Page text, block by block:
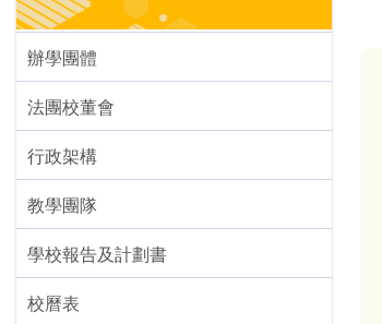
辦學團體
法團校董會
行政架構
教學團隊
學校報告及計劃書
校曆表